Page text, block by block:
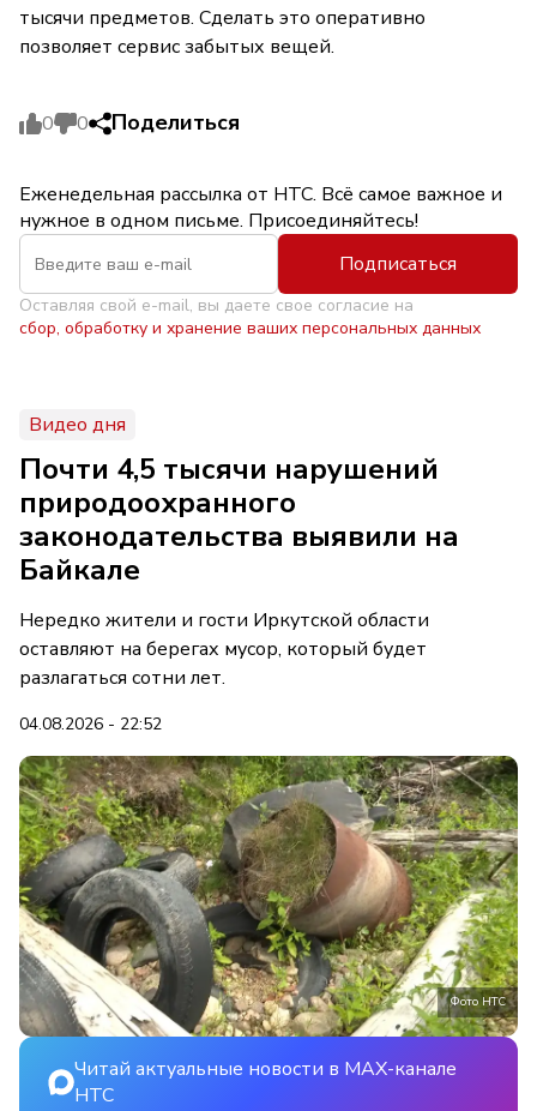
тысячи предметов. Сделать это оперативно
позволяет сервис забытых вещей.
0 0 Поделиться
Еженедельная рассылка от НТС. Всё самое важное и
нужное в одном письме. Присоединяйтесь!
Подписаться
Оставляя свой e-mail, вы даете свое согласие на
сбор, обработку и хранение ваших персональных данных
Видео дня
Почти 4,5 тысячи нарушений
природоохранного
законодательства выявили на
Байкале
Нередко жители и гости Иркутской области
оставляют на берегах мусор, который будет
разлагаться сотни лет.
04.08.2026 - 22:52
Фото НТС
Читай актуальные новости в MAX-канале
НТС